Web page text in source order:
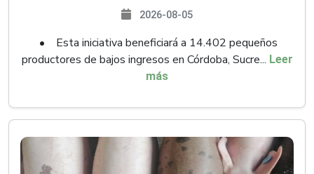
2026-08-05
• Esta iniciativa beneficiará a 14.402 pequeños
productores de bajos ingresos en Córdoba, Sucre... Leer
más